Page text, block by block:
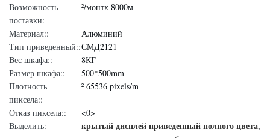
Возможность
поставки:
²/монтх 8000м
Материал::
Алюминий
Тип приведенный::СМД2121
Вес шкафа::
8КГ
Размер шкафа::
500*500mm
Плотность
пиксела::
² 65536 pixels/m
Отказ пиксела::
<0>
Выделить:
крытый дисплей приведенный полного цвета,